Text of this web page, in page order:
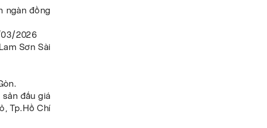
ngàn đồng
03/2026
Sơn Sài
đấu giá
Tp.Hồ Chí